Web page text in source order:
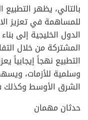
بالتالي، يظهر
للمساهمة في تعزيز
الدول الخليجية إلى
المشتركة من خلال
التطبيع نهجاً إيجابياً
وسلمية للأزمات،
الشرق الأوسط وكذلك
حدثان مهمان